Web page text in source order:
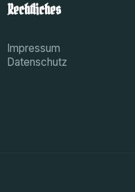
Rechtliches
Impressum
Datenschutz